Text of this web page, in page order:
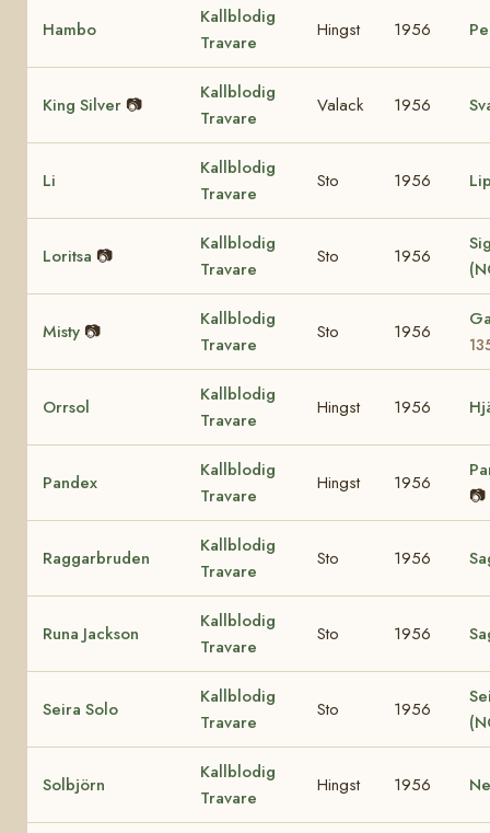
Hambo
Kallblodig
Travare
Hingst 1956
King Silver 📷
Kallblodig
Travare
Valack 1956
Li
Kallblodig
Travare
Sto 1956
Loritsa 📷
Kallblodig
Travare
Sto 1956
Misty 📷
Kallblodig
Travare
Sto 1956
Orrsol
Kallblodig
Travare
Hingst 1956
Pandex
Kallblodig
Travare
Hingst 1956
📷
Raggarbruden
Kallblodig
Travare
Sto 1956
Runa Jackson
Kallblodig
Travare
Sto 1956
Seira Solo
Kallblodig
Travare
Sto 1956
Solbjörn
Kallblodig
Travare
Hingst 1956